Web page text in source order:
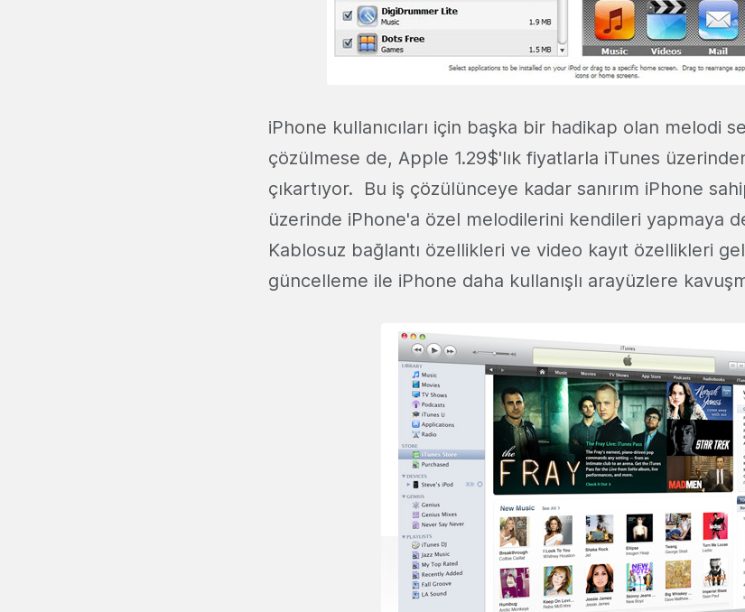
iPhone kullanıcıları için başka bir hadikap olan melodi
çözülmese de, Apple 1.29$'lık fiyatlarla iTunes
çıkartıyor. Bu iş çözülünceye kadar sanırım iPhone
üzerinde iPhone'a özel melodilerini kendileri yapmaya
Kablosuz bağlantı özellikleri ve video kayıt özellikleri
güncelleme ile iPhone daha kullanışlı arayüzlere